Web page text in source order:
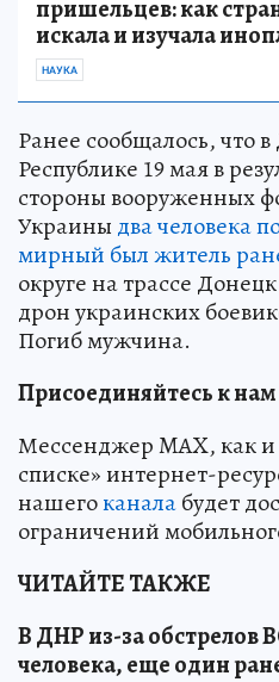
пришельцев: как
искала и изучала
НАУКА
Ранее сообщалось, что
Республике 19 мая в
стороны вооруженных
Украины два человека
мирный был житель
округе на трассе
дрон украинских
Погиб мужчина.
Присоединяйтесь к нам
Мессенджер MAX, как
списке» интернет-
нашегоканалабудет
ограничений
ЧИТАЙТЕ ТАКЖЕ
В ДНР из-за обстрелов
человека, еще один